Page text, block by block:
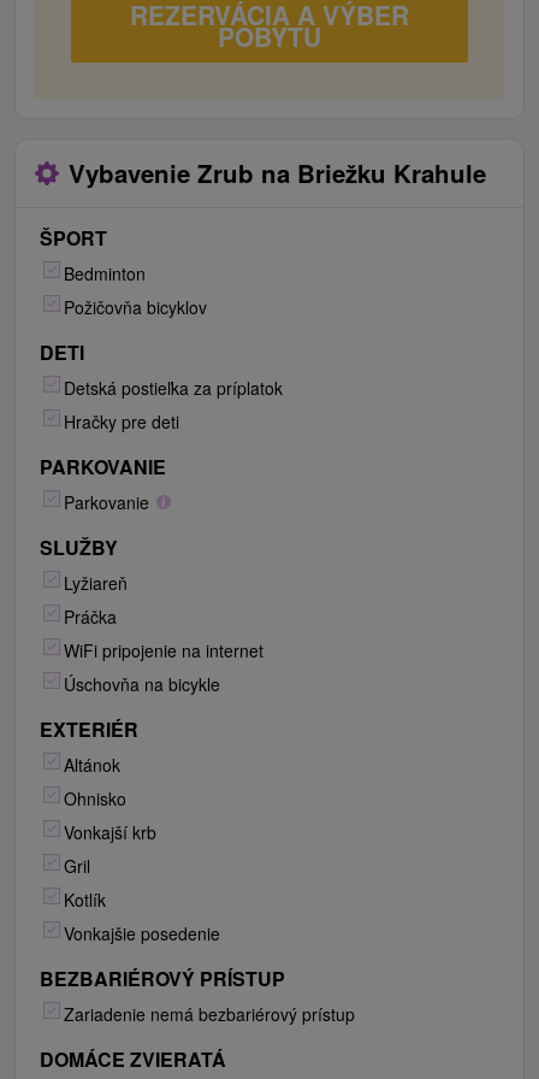
neďaleké kúpele v Turčianskych Tepliciach s
aquparkom, termálnym kúpaliskom, rôznymi druhmi
REZERVÁCIA A VÝBER
POBYTU
Vybavenie Zrub na Briežku Krahule
ŠPORT
Bedminton
Požičovňa bicyklov
DETI
Detská postieľka za príplatok
Hračky pre deti
PARKOVANIE
Parkovanie
SLUŽBY
Lyžiareň
Práčka
WiFi pripojenie na internet
Úschovňa na bicykle
EXTERIÉR
Altánok
Ohnisko
Vonkajší krb
Gril
Kotlík
Vonkajšie posedenie
BEZBARIÉROVÝ PRÍSTUP
Zariadenie nemá bezbariérový prístup
DOMÁCE ZVIERATÁ